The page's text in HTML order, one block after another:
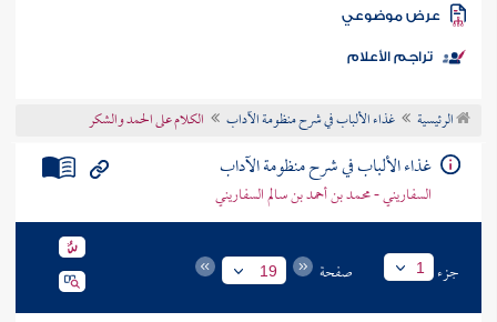
الكتب
موضوعي
تراجم الأعلام
الرئيسية غذاء الألباب في شرح منظومة الآداب الكلام على الحمد والشكر
غذاء الألباب في شرح منظومة الآداب
السفاريني - محمد بن أحمد بن سالم السفاريني
جزء 1 صفحة 19